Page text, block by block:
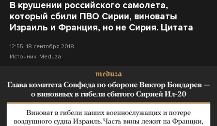
В крушении российского самолета,
который сбили ПВО Сирии, виноваты
Израиль и Франция, но не Сирия. Цитата
12:55, 18 сентября 2018
Источник: Meduza